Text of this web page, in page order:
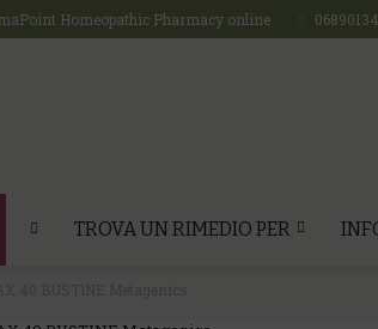
Homeopathic Pharmacy online
TROVA UN RIMEDIO PER